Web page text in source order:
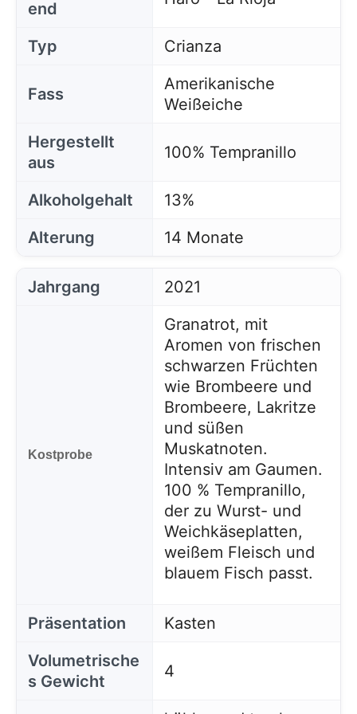
end
Typ Crianza
Fass
Amerikanische
Weißeiche
Hergestellt
aus
100% Tempranillo
Alkoholgehalt
13%
Alterung
14 Monate
Jahrgang 2021
Kostprobe
Granatrot, mit
Aromen von frischen
schwarzen Früchten
wie Brombeere und
Brombeere, Lakritze
und süßen
Muskatnoten.
Intensiv am Gaumen.
100 % Tempranillo,
der zu Wurst- und
Weichkäseplatten,
weißem Fleisch und
blauem Fisch passt.
Präsentation
Kasten
Volumetrische
s Gewicht
4